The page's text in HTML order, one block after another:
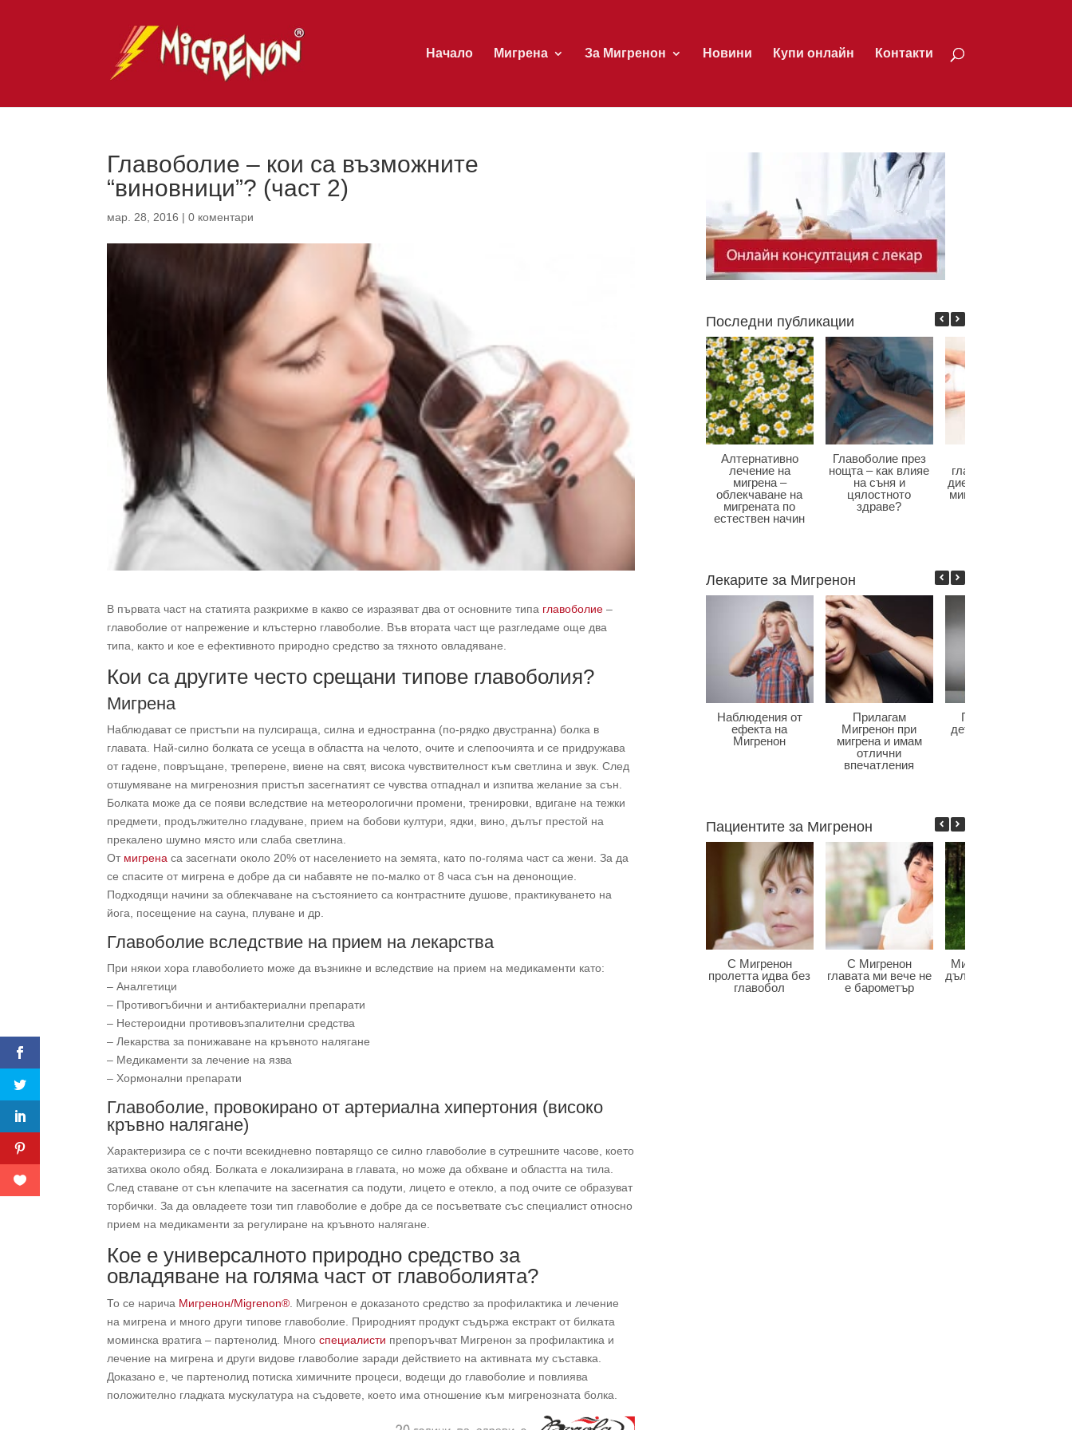
Начало Мигрена За Мигренон Новини Купи онлайн Контакти
Главоболие – кои са възможните
“виновници”? (част 2)
мар. 28, 2016 |0 коментари
В първата част на статията разкрихме в какво се изразяват два от основните типа главоболие –
главоболие от напрежение и клъстерно главоболие. Във втората част ще разгледаме още два
типа, както и кое е ефективното природно средство за тяхното овладяване.
Кои са другите често срещани типове главоболия?
Мигрена
Наблюдават се пристъпи на пулсираща, силна и едностранна (по-рядко двустранна) болка в
главата. Най-силно болката се усеща в областта на челото, очите и слепоочията и се придружава
от гадене, повръщане, треперене, виене на свят, висока чувствителност към светлина и звук. След
отшумяване на мигренозния пристъп засегнатият се чувства отпаднал и изпитва желание за сън.
Болката може да се появи вследствие на метеорологични промени, тренировки, вдигане на тежки
предмети, продължително гладуване, прием на бобови култури, ядки, вино, дълъг престой на
прекалено шумно място или слаба светлина.
От мигрена са засегнати около 20% от населението на земята, като по-голяма част са жени. За да
се спасите от мигрена е добре да си набавяте не по-малко от 8 часа сън на денонощие.
Подходящи начини за облекчаване на състоянието са контрастните душове, практикуването на
йога, посещение на сауна, плуване и др.
Главоболие вследствие на прием на лекарства
При някои хора главоболието може да възникне и вследствие на прием на медикаменти като:
– Аналгетици
– Противогъбични и антибактериални препарати
– Нестероидни противовъзпалителни средства
– Лекарства за понижаване на кръвното налягане
– Медикаменти за лечение на язва
– Хормонални препарати
Главоболие, провокирано от артериална хипертония (високо
кръвно налягане)
Характеризира се с почти всекидневно повтарящо се силно главоболие в сутрешните часове, което
затихва около обяд. Болката е локализирана в главата, но може да обхване и областта на тила.
След ставане от сън клепачите на засегнатия са подути, лицето е отекло, а под очите се образуват
торбички. За да овладеете този тип главоболие е добре да се посъветвате със специалист относно
прием на медикаменти за регулиране на кръвното налягане.
Кое е универсалното природно средство за
овладяване на голяма част от главоболията?
То се нарича Мигренон/Migrenon®. Мигренон е доказаното средство за профилактика и лечение
на мигрена и много други типове главоболие. Природният продукт съдържа екстракт от билката
моминска вратига – партенолид. Многоспециалисти препоръчват Мигренон за профилактика и
лечение на мигрена и други видове главоболие заради действието на активната му съставка.
Доказано е, че партенолид потиска химичните процеси, водещи до главоболие и повлиява
положително гладката мускулатура на съдовете, което има отношение към мигренозната болка.
Последни публикации
Алтернативно
лечение на
мигрена –
облекчаване на
мигрената по
естествен начин
Главоболие през
нощта – как влияе
на съня и
цялостното
здраве?
главоболие – как
диетата влияе при
мигрена и болки в
Лекарите за Мигренон
Наблюдения от
ефекта на
Мигренон
Прилагам
Мигренон при
мигрена и имам
отлични
впечатления
Главоболие в
детската възраст
Пациентите за Мигренон
С Мигренон
пролетта идва без
главобол
С Мигренон
главата ми вече не
е барометър
Мигренон победи
дългогодишната ми